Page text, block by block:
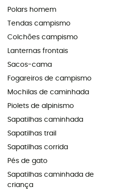
Polars homem
Tendas campismo
Colchões campismo
Lanternas frontais
Sacos-cama
Fogareiros de campismo
Mochilas de caminhada
Piolets de alpinismo
Sapatilhas caminhada
Sapatilhas trail
Sapatilhas corrida
Pés de gato
Sapatilhas caminhada de
criança